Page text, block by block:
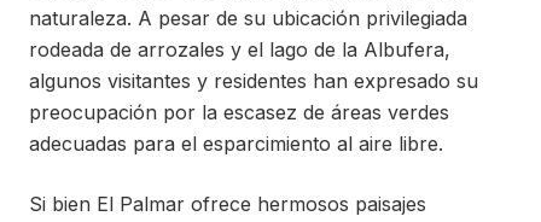
naturaleza. A pesar de su ubicación privilegiada
rodeada de arrozales y el lago de la Albufera,
algunos visitantes y residentes han expresado su
preocupación por la escasez de áreas verdes
adecuadas para el esparcimiento al aire libre.
Si bien El Palmar ofrece hermosos paisajes